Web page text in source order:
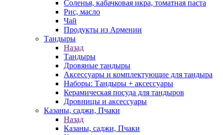
Соленья, кабачковая икра, томатная паста
Рис, масло
Чай
Продукты из Армении
Тандыры
Назад
Тандыры
Дровяные тандыры
Аксессуары и комплектующие для тандыра
Наборы: Тандыры + аксессуары
Керамическая посуда для тандыров
Дровницы и аксессуары
Казаны, саджи, Пчаки
Назад
Казаны, саджи, Пчаки